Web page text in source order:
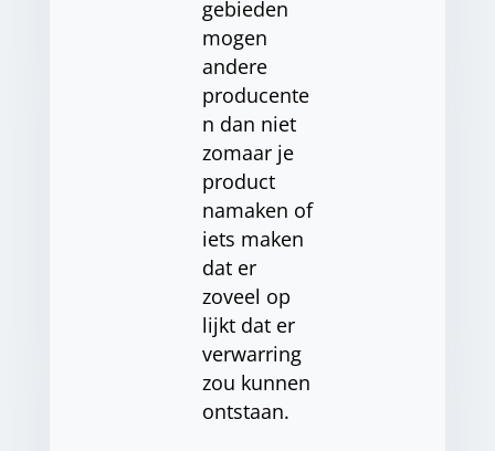
gebieden
mogen
andere
producente
n dan niet
zomaar je
product
namaken of
iets maken
dat er
zoveel op
lijkt dat er
verwarring
zou kunnen
ontstaan.